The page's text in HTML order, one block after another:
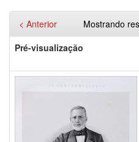
Mostrando
< Anterior
Pré-visualização